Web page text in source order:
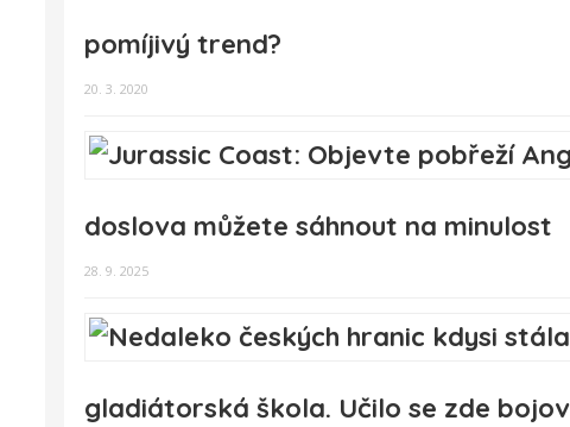
pomíjivý trend?
20. 3. 2020
doslova můžete sáhnout na minulost
28. 9. 2025
gladiátorská škola. Učilo se zde